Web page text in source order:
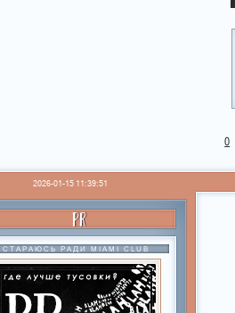
0
2026-01-15 11:39:51
PR
СТАРАЮСЬ РАДИ MIAMI CLUB